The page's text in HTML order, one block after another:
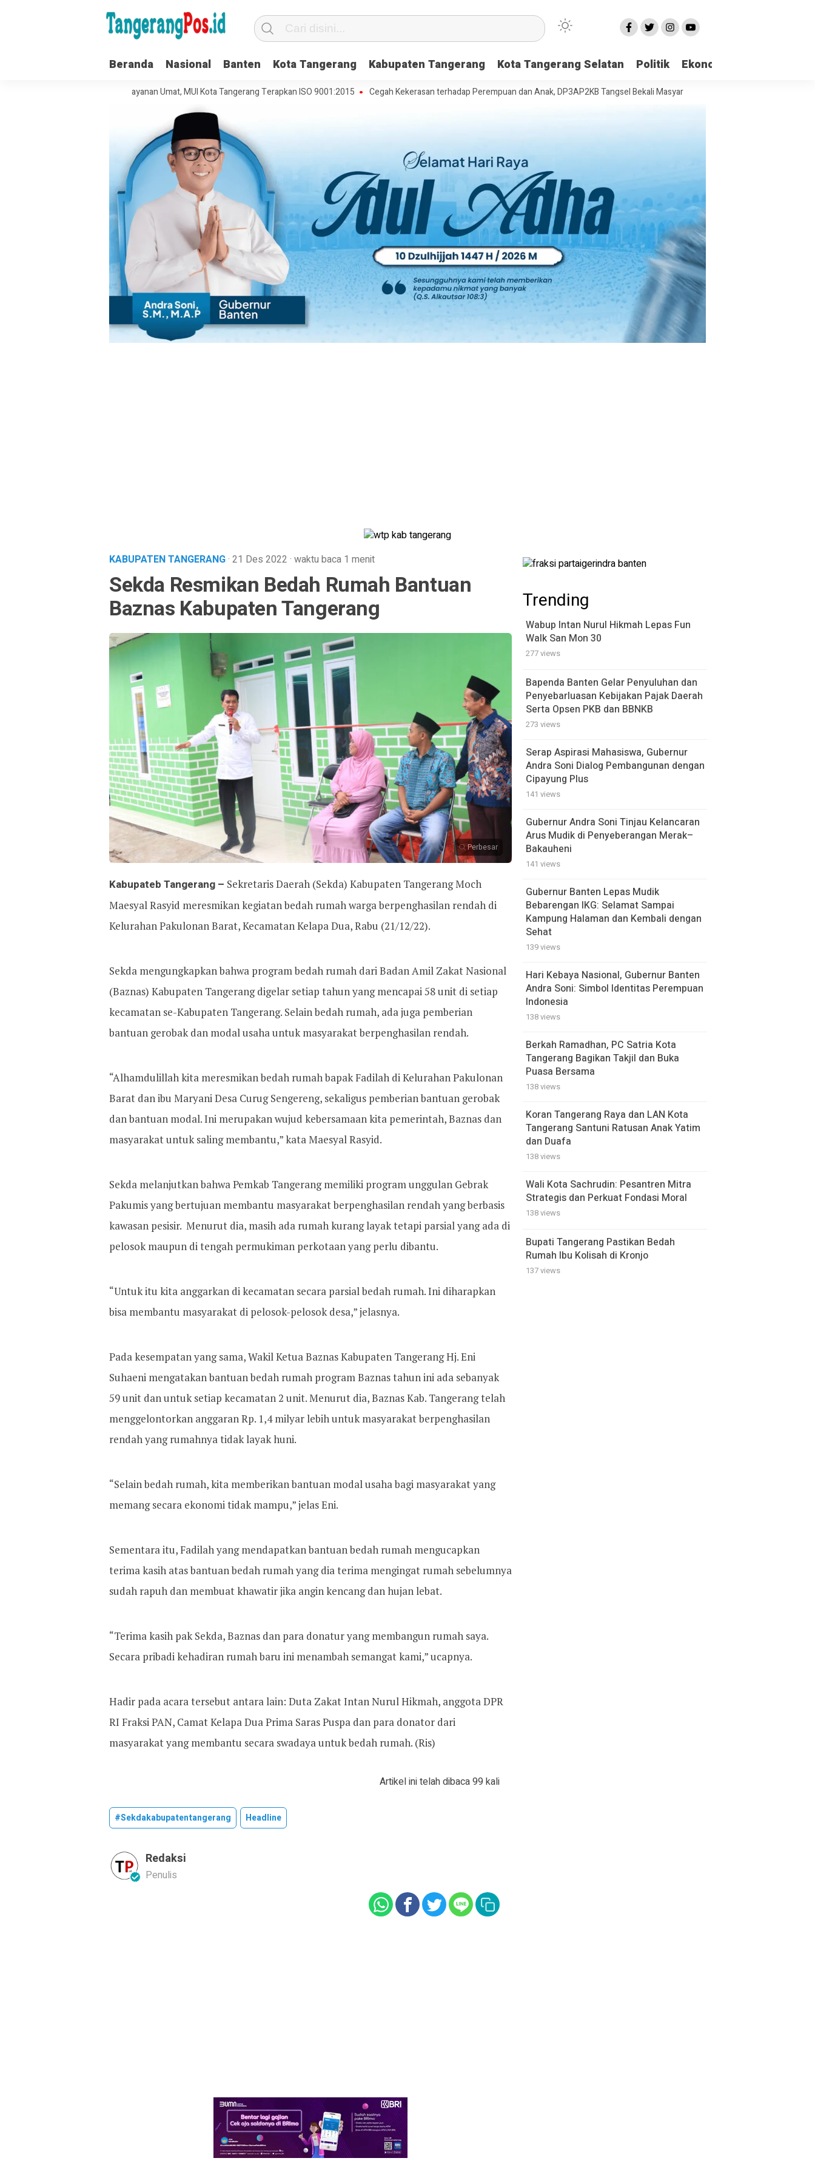
Beranda Nasional Banten Kota Tangerang Kabupaten Tangerang Kota Tangerang Selatan Politik Ekonomi
Organisasi dan Pelayanan Umat, MUI Kota Tangerang Terapkan ISO 9001:2015 Cegah Kekerasan terhadap Perempuan dan Anak, DP3AP2KB Tangsel Bekali Masyarakat Manajemen Stres dan Dukungan
KABUPATEN TANGERANG· 21 Des 2022 · waktu baca 1 menit
Sekda Resmikan Bedah Rumah Bantuan
Baznas Kabupaten Tangerang
Perbesar
Kabupateb Tangerang – Sekretaris Daerah (Sekda) Kabupaten Tangerang Moch
Maesyal Rasyid meresmikan kegiatan bedah rumah warga berpenghasilan rendah di
Kelurahan Pakulonan Barat, Kecamatan Kelapa Dua, Rabu (21/12/22).
Sekda mengungkapkan bahwa program bedah rumah dari Badan Amil Zakat Nasional
(Baznas) Kabupaten Tangerang digelar setiap tahun yang mencapai 58 unit di setiap
kecamatan se-Kabupaten Tangerang. Selain bedah rumah, ada juga pemberian
bantuan gerobak dan modal usaha untuk masyarakat berpenghasilan rendah.
“Alhamdulillah kita meresmikan bedah rumah bapak Fadilah di Kelurahan Pakulonan
Barat dan ibu Maryani Desa Curug Sengereng, sekaligus pemberian bantuan gerobak
dan bantuan modal. Ini merupakan wujud kebersamaan kita pemerintah, Baznas dan
masyarakat untuk saling membantu,” kata Maesyal Rasyid.
Sekda melanjutkan bahwa Pemkab Tangerang memiliki program unggulan Gebrak
Pakumis yang bertujuan membantu masyarakat berpenghasilan rendah yang berbasis
kawasan pesisir. Menurut dia, masih ada rumah kurang layak tetapi parsial yang ada di
pelosok maupun di tengah permukiman perkotaan yang perlu dibantu.
“Untuk itu kita anggarkan di kecamatan secara parsial bedah rumah. Ini diharapkan
bisa membantu masyarakat di pelosok-pelosok desa,” jelasnya.
Pada kesempatan yang sama, Wakil Ketua Baznas Kabupaten Tangerang Hj. Eni
Suhaeni mengatakan bantuan bedah rumah program Baznas tahun ini ada sebanyak
59 unit dan untuk setiap kecamatan 2 unit. Menurut dia, Baznas Kab. Tangerang telah
menggelontorkan anggaran Rp. 1,4 milyar lebih untuk masyarakat berpenghasilan
rendah yang rumahnya tidak layak huni.
“Selain bedah rumah, kita memberikan bantuan modal usaha bagi masyarakat yang
memang secara ekonomi tidak mampu,” jelas Eni.
Sementara itu, Fadilah yang mendapatkan bantuan bedah rumah mengucapkan
terima kasih atas bantuan bedah rumah yang dia terima mengingat rumah sebelumnya
sudah rapuh dan membuat khawatir jika angin kencang dan hujan lebat.
“Terima kasih pak Sekda, Baznas dan para donatur yang membangun rumah saya.
Secara pribadi kehadiran rumah baru ini menambah semangat kami,” ucapnya.
Hadir pada acara tersebut antara lain: Duta Zakat Intan Nurul Hikmah, anggota DPR
RI Fraksi PAN, Camat Kelapa Dua Prima Saras Puspa dan para donator dari
masyarakat yang membantu secara swadaya untuk bedah rumah. (Ris)
Artikel ini telah dibaca 99 kali
#sekdakabupatentangerang Headline
Redaksi
Penulis
Trending
Wabup Intan Nurul Hikmah Lepas Fun
Walk San Mon 30
277 views
Bapenda Banten Gelar Penyuluhan dan
Penyebarluasan Kebijakan Pajak Daerah
Serta Opsen PKB dan BBNKB
273 views
Serap Aspirasi Mahasiswa, Gubernur
Andra Soni Dialog Pembangunan dengan
Cipayung Plus
141 views
Gubernur Andra Soni Tinjau Kelancaran
Arus Mudik di Penyeberangan Merak–
Bakauheni
141 views
Gubernur Banten Lepas Mudik
Bebarengan IKG: Selamat Sampai
Kampung Halaman dan Kembali dengan
Sehat
139 views
Hari Kebaya Nasional, Gubernur Banten
Andra Soni: Simbol Identitas Perempuan
Indonesia
138 views
Berkah Ramadhan, PC Satria Kota
Tangerang Bagikan Takjil dan Buka
Puasa Bersama
138 views
Koran Tangerang Raya dan LAN Kota
Tangerang Santuni Ratusan Anak Yatim
dan Duafa
138 views
Wali Kota Sachrudin: Pesantren Mitra
Strategis dan Perkuat Fondasi Moral
138 views
Bupati Tangerang Pastikan Bedah
Rumah Ibu Kolisah di Kronjo
137 views